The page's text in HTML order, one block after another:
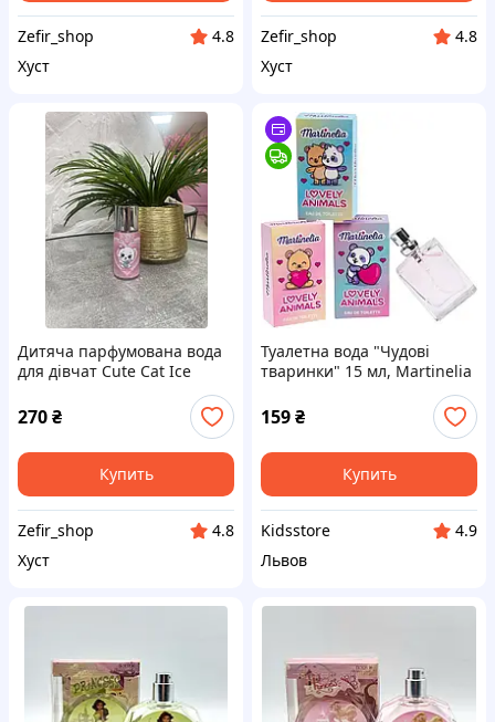
Zefir_shop
4.8
Хуст
Zefir_shop
4.8
Хуст
Дитяча парфумована вода
для дівчат Cute Cat Ice
270₴
Купить
Zefir_shop
4.8
Хуст
Туалетна вода "Чудові
тваринки" 15 мл, Martinelia
159₴
Купить
Kidsstore
4.9
Львов